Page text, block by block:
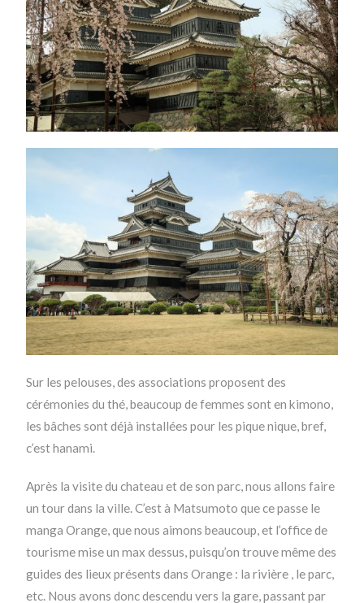
Sur les pelouses, des associations proposent des
cérémonies du thé, beaucoup de femmes sont en kimono,
les bâches sont déjà installées pour les pique nique, bref,
c’est hanami.
Après la visite du chateau et de son parc, nous allons faire
un tour dans la ville. C’est à Matsumoto que ce passe le
manga Orange, que nous aimons beaucoup, et l’office de
tourisme mise un max dessus, puisqu’on trouve même des
guides des lieux présents dans Orange : la rivière , le parc,
etc. Nous avons donc descendu vers la gare, passant par